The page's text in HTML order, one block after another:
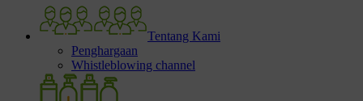
Tentang Kami
Penghargaan
Whistleblowing channel